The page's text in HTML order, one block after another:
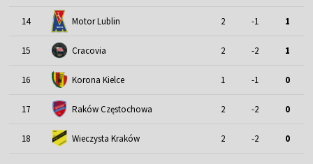
14 Motor Lublin 2 -1 1
15 Cracovia 2 -2 1
16 Korona Kielce 1 -1 0
17 Raków Częstochowa 2 -2 0
18 Wieczysta Kraków 2 -2 0